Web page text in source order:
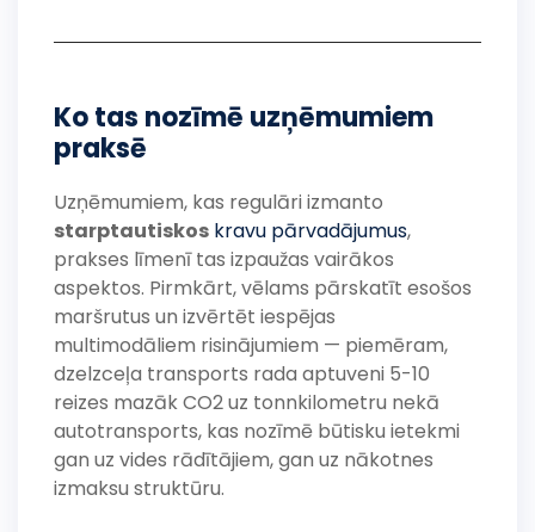
Ko tas nozīmē uzņēmumiem
praksē
Uzņēmumiem, kas regulāri izmanto
starptautiskos kravu pārvadājumus,
prakses līmenī tas izpaužas vairākos
aspektos. Pirmkārt, vēlams pārskatīt esošos
maršrutus un izvērtēt iespējas
multimodāliem risinājumiem — piemēram,
dzelzceļa transports rada aptuveni 5-10
reizes mazāk CO2 uz tonnkilometru nekā
autotransports, kas nozīmē būtisku ietekmi
gan uz vides rādītājiem, gan uz nākotnes
izmaksu struktūru.